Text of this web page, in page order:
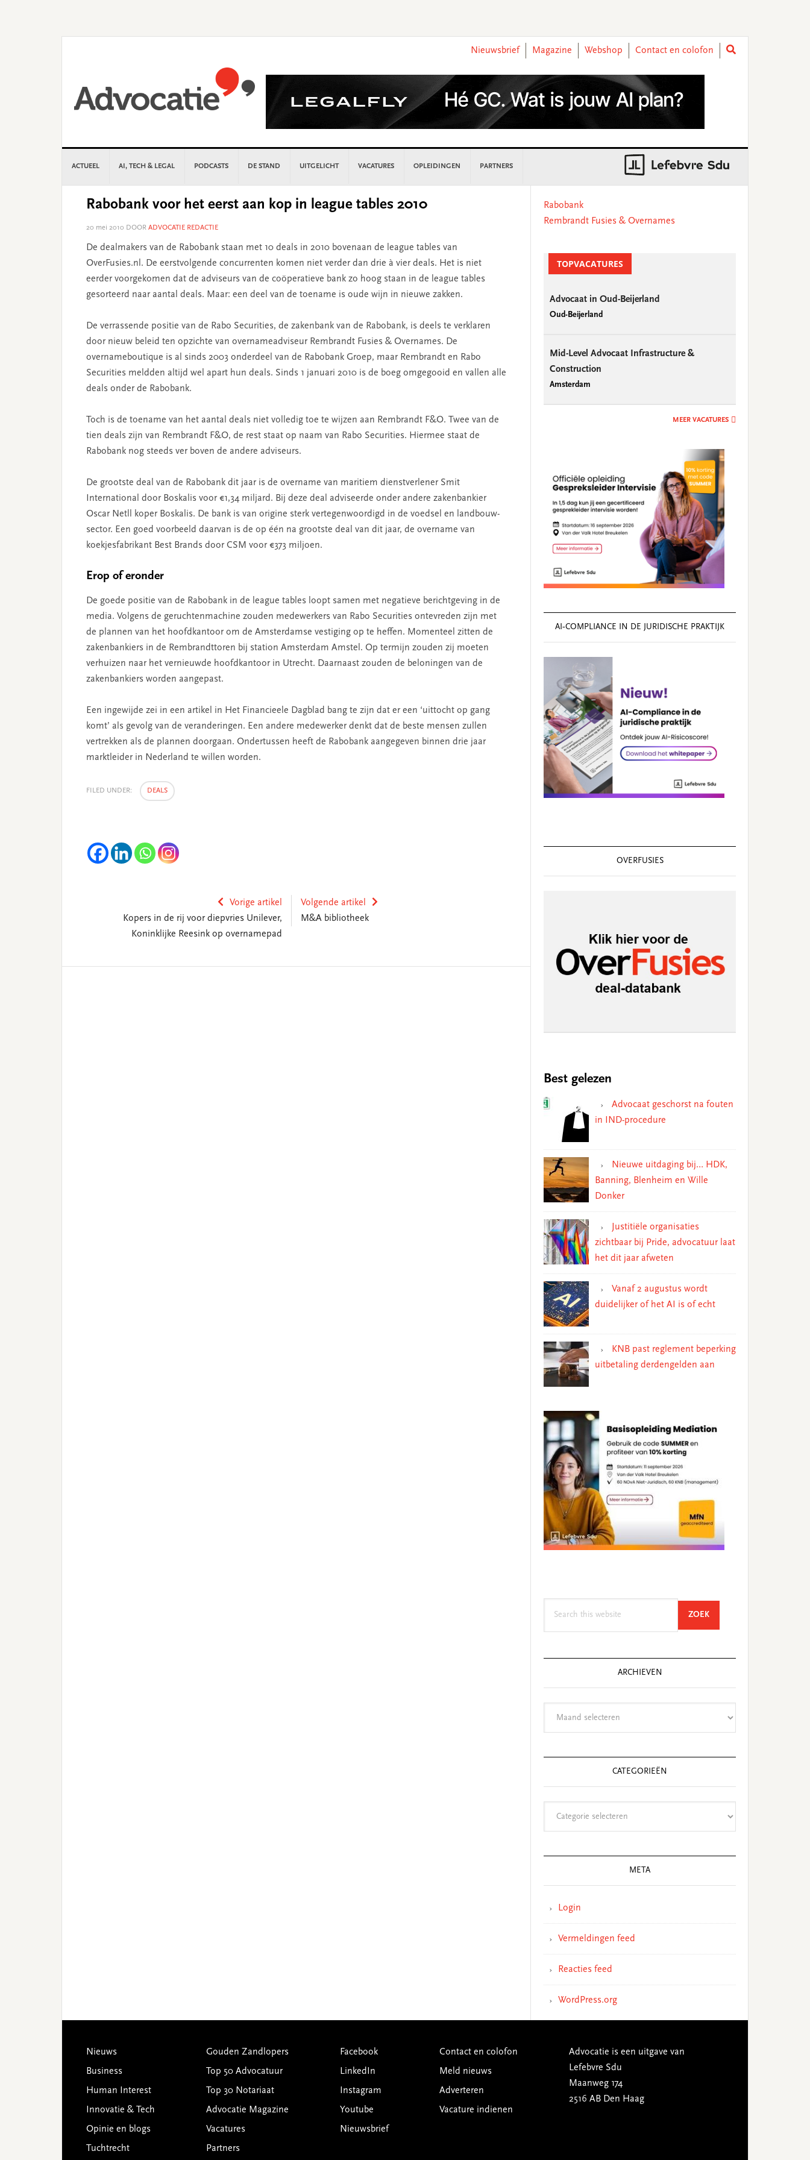
Nieuwsbrief
Magazine Webshop Contact en colofon
ACTUEEL AI, TECH & LEGAL PODCASTS DE STAND UITGELICHT VACATURES OPLEIDINGEN PARTNERS
Rabobank voor het eerst aan kop in league tables 2010
20 mei 2010 DOOR ADVOCATIE REDACTIE
De dealmakers van de Rabobank staan met 10 deals in 2010 bovenaan de league tables van
OverFusies.nl. De eerstvolgende concurrenten komen niet verder dan drie à vier deals. Het is niet
eerder voorgekomen dat de adviseurs van de coöperatieve bank zo hoog staan in de league tables
gesorteerd naar aantal deals. Maar: een deel van de toename is oude wijn in nieuwe zakken.
De verrassende positie van de Rabo Securities, de zakenbank van de Rabobank, is deels te verklaren
door nieuw beleid ten opzichte van overnameadviseur Rembrandt Fusies & Overnames. De
overnameboutique is al sinds 2003 onderdeel van de Rabobank Groep, maar Rembrandt en Rabo
Securities meldden altijd wel apart hun deals. Sinds 1 januari 2010 is de boeg omgegooid en vallen alle
deals onder de Rabobank.
Toch is de toename van het aantal deals niet volledig toe te wijzen aan Rembrandt F&O. Twee van de
tien deals zijn van Rembrandt F&O, de rest staat op naam van Rabo Securities. Hiermee staat de
Rabobank nog steeds ver boven de andere adviseurs.
De grootste deal van de Rabobank dit jaar is de overname van maritiem dienstverlener Smit
International door Boskalis voor €1,34 miljard. Bij deze deal adviseerde onder andere zakenbankier
Oscar Netll koper Boskalis. De bank is van origine sterk vertegenwoordigd in de voedsel en landbouw-
sector. Een goed voorbeeld daarvan is de op één na grootste deal van dit jaar, de overname van
koekjesfabrikant Best Brands door CSM voor €373 miljoen.
Erop of eronder
De goede positie van de Rabobank in de league tables loopt samen met negatieve berichtgeving in de
media. Volgens de geruchtenmachine zouden medewerkers van Rabo Securities ontevreden zijn met
de plannen van het hoofdkantoor om de Amsterdamse vestiging op te heffen. Momenteel zitten de
zakenbankiers in de Rembrandttoren bij station Amsterdam Amstel. Op termijn zouden zij moeten
verhuizen naar het vernieuwde hoofdkantoor in Utrecht. Daarnaast zouden de beloningen van de
zakenbankiers worden aangepast.
Een ingewijde zei in een artikel in Het Financieele Dagblad bang te zijn dat er een ‘uittocht op gang
komt’ als gevolg van de veranderingen. Een andere medewerker denkt dat de beste mensen zullen
vertrekken als de plannen doorgaan. Ondertussen heeft de Rabobank aangegeven binnen drie jaar
marktleider in Nederland te willen worden.
FILED UNDER: DEALS
Vorige artikel
Kopers in de rij voor diepvries Unilever,
Koninklijke Reesink op overnamepad
Volgende artikel
M&A bibliotheek
Sidebar
Rabobank
Rembrandt Fusies & Overnames
TOPVACATURES
Advocaat in Oud-Beijerland
Oud-Beijerland
Mid-Level Advocaat Infrastructure &
Construction
Amsterdam
MEER VACATURES
AI‑COMPLIANCE IN DE JURIDISCHE PRAKTIJK
OVERFUSIES
Best gelezen
Advocaat geschorst na fouten
in IND-procedure
Nieuwe uitdaging bij… HDK,
Banning, Blenheim en Wille
Donker
Justitiële organisaties
zichtbaar bij Pride, advocatuur laat
het dit jaar afweten
Vanaf 2 augustus wordt
duidelijker of het AI is of echt
KNB past reglement beperking
uitbetaling derdengelden aan
ZOEKSEARCH
ARCHIEVEN
CATEGORIEËN
META
Login
Vermeldingen feed
Reacties feed
WordPress.org
Footer
Nieuws
Business
Human Interest
Innovatie & Tech
Opinie en blogs
Tuchtrecht
Gouden Zandlopers
Top 50 Advocatuur
Top 30 Notariaat
Advocatie Magazine
Vacatures
Partners
Facebook
LinkedIn
Instagram
Youtube
Nieuwsbrief
Contact en colofon
Meld nieuws
Adverteren
Vacature indienen
Advocatie is een uitgave van
Lefebvre Sdu
Maanweg 174
2516 AB Den Haag